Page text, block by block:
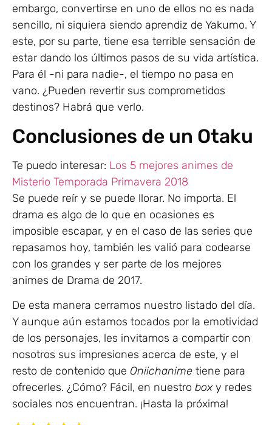
embargo, convertirse en uno de ellos no es nada
sencillo, ni siquiera siendo aprendiz de Yakumo. Y
este, por su parte, tiene esa terrible sensación de
estar dando los últimos pasos de su vida artística.
Para él -ni para nadie-, el tiempo no pasa en
vano. ¿Pueden revertir sus comprometidos
destinos? Habrá que verlo.
Conclusiones de un Otaku
Te puedo interesar: Los 5 mejores animes de
Misterio Temporada Primavera 2018
Se puede reír y se puede llorar. No importa. El
drama es algo de lo que en ocasiones es
imposible escapar, y en el caso de las series que
repasamos hoy, también les valió para codearse
con los grandes y ser parte de los mejores
animes de Drama de 2017.
De esta manera cerramos nuestro listado del día.
Y aunque aún estamos tocados por la emotividad
de los personajes, les invitamos a compartir con
nosotros sus impresiones acerca de este, y el
resto de contenido que Oniichanime tiene para
ofrecerles. ¿Cómo? Fácil, en nuestro boxy redes
sociales nos encuentran. ¡Hasta la próxima!